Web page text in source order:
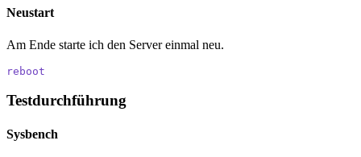
Neustart
Am Ende starte ich den Server einmal neu.
reboot
Testdurchführung
Sysbench